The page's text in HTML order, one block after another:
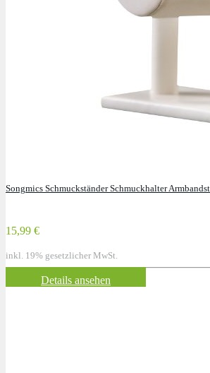
Songmics Schmuckständer Schmuckhalter
15,99 €
inkl. 19% gesetzlicher MwSt.
Details ansehen